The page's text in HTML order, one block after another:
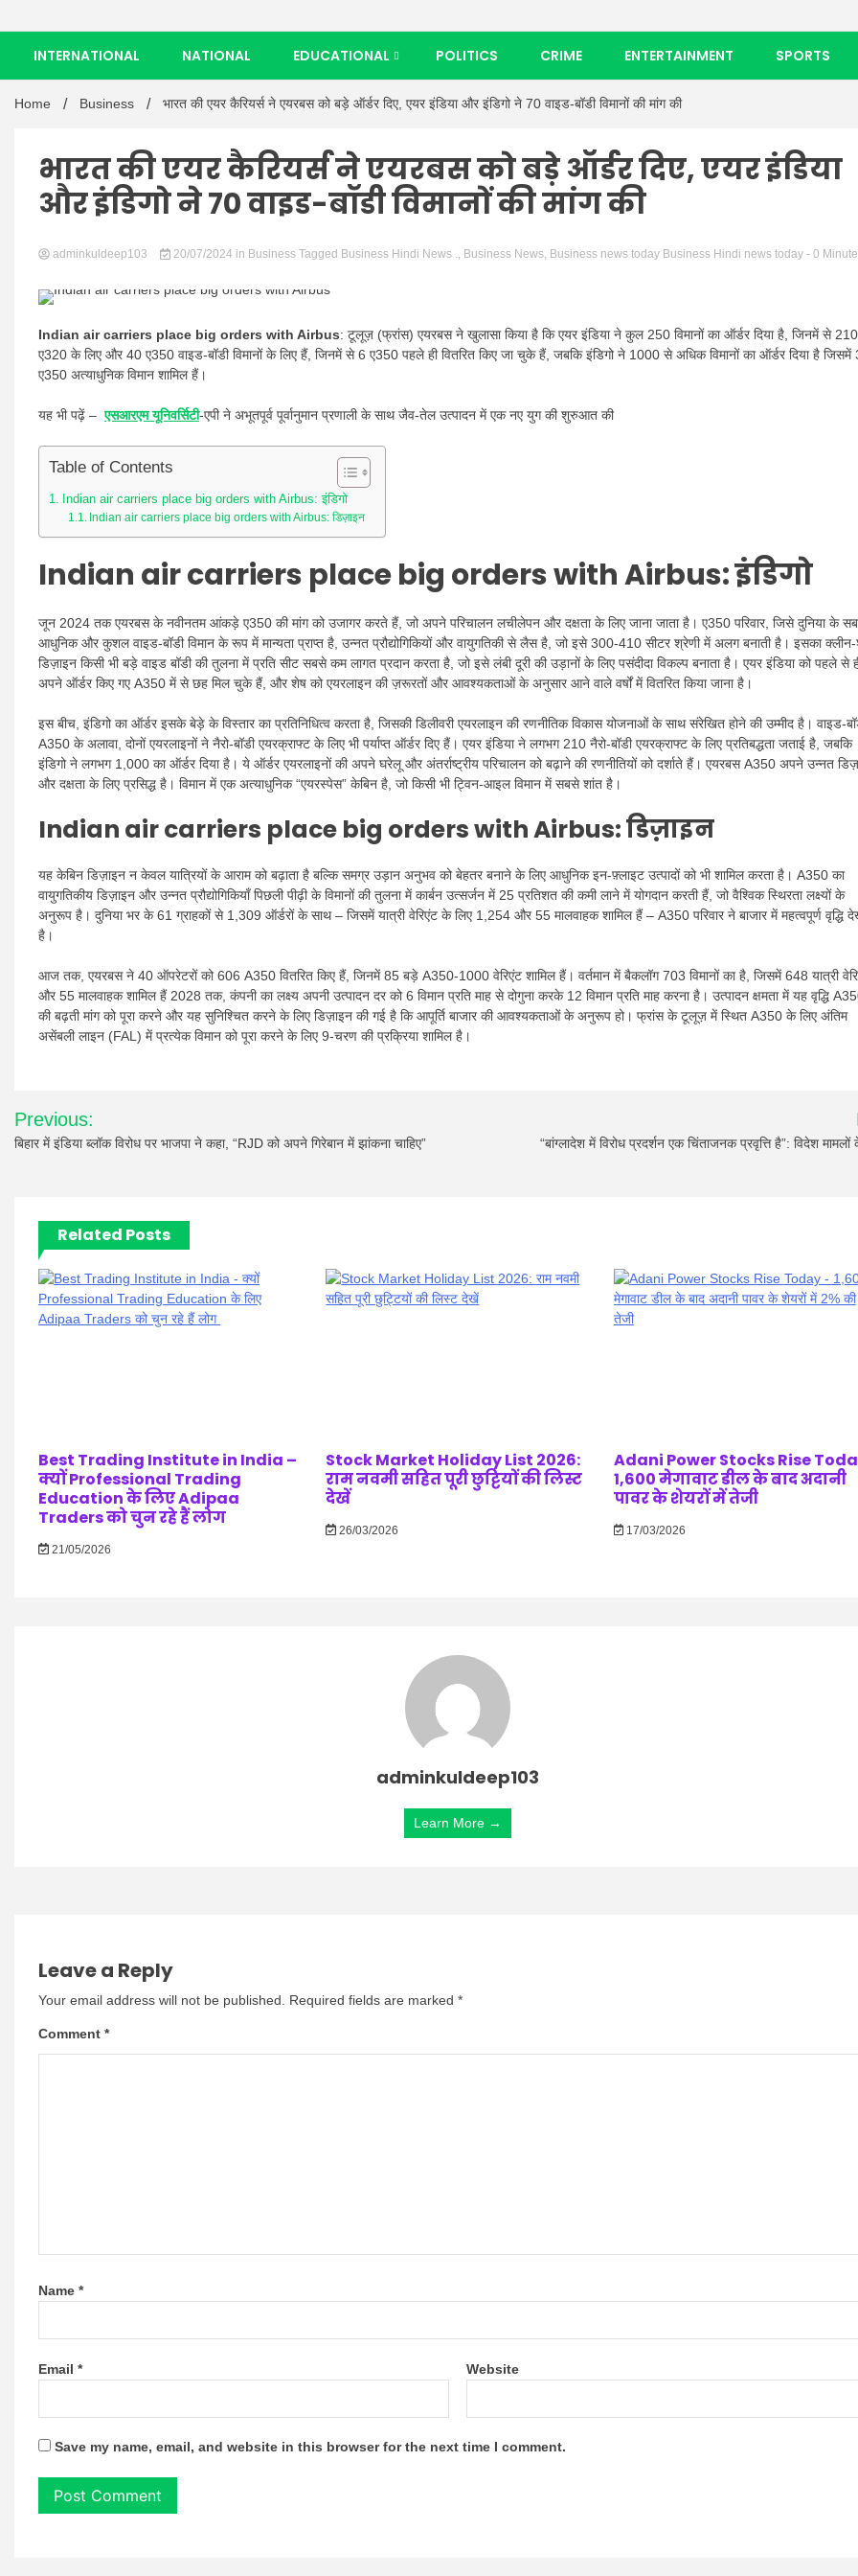
INTERNATIONAL NATIONAL EDUCATIONAL POLITICS CRIME ENTERTAINMENT SPORTS
Home Business भारत की एयर कैरियर्स ने एयरबस को बड़े ऑर्डर दिए, एयर इंडिया और इंडिगो ने 70 वाइड-बॉडी विमानों की मांग की
भारत की एयर कैरियर्स ने एयरबस को बड़े ऑर्डर दिए, एयर इंडिया
और इंडिगो ने 70 वाइड-बॉडी विमानों की मांग की
adminkuldeep103 20/07/2024 in Business Tagged Business Hindi News ., Business News, Business news today Business Hindi news today - 0
Indian air carriers place big orders with Airbus: टूलूज़ (फ्रांस) एयरबस ने खुलासा किया है कि एयर इंडिया ने कुल 250 विमानों का ऑर्डर दिया है, जिनमें से 210
ए320 के लिए और 40 ए350 वाइड-बॉडी विमानों के लिए हैं, जिनमें से 6 ए350 पहले ही वितरित किए जा चुके हैं, जबकि इंडिगो ने 1000 से अधिक विमानों का ऑर्डर दिया है जिसमें
ए350 अत्याधुनिक विमान शामिल हैं।
यह भी पढ़ें –एसआरएम यूनिवर्सिटी-एपी ने अभूतपूर्व पूर्वानुमान प्रणाली के साथ जैव-तेल उत्पादन में एक नए युग की शुरुआत की
Table of Contents
Indian air carriers place big orders with Airbus: इंडिगो
Indian air carriers place big orders with Airbus: डिज़ाइन
Indian air carriers place big orders with Airbus: इंडिगो
जून 2024 तक एयरबस के नवीनतम आंकड़े ए350 की मांग को उजागर करते हैं, जो अपने परिचालन लचीलेपन और दक्षता के लिए जाना जाता है। ए350 परिवार, जिसे दुनिया के
आधुनिक और कुशल वाइड-बॉडी विमान के रूप में मान्यता प्राप्त है, उन्नत प्रौद्योगिकियों और वायुगतिकी से लैस है, जो इसे 300-410 सीटर श्रेणी में अलग बनाती है। इसका क्लीन-
डिज़ाइन किसी भी बड़े वाइड बॉडी की तुलना में प्रति सीट सबसे कम लागत प्रदान करता है, जो इसे लंबी दूरी की उड़ानों के लिए पसंदीदा विकल्प बनाता है। एयर इंडिया को पहले से
अपने ऑर्डर किए गए A350 में से छह मिल चुके हैं, और शेष को एयरलाइन की ज़रूरतों और आवश्यकताओं के अनुसार आने वाले वर्षों में वितरित किया जाना है।
इस बीच, इंडिगो का ऑर्डर इसके बेड़े के विस्तार का प्रतिनिधित्व करता है, जिसकी डिलीवरी एयरलाइन की रणनीतिक विकास योजनाओं के साथ संरेखित होने की उम्मीद है। वाइड-
A350 के अलावा, दोनों एयरलाइनों ने नैरो-बॉडी एयरक्राफ्ट के लिए भी पर्याप्त ऑर्डर दिए हैं। एयर इंडिया ने लगभग 210 नैरो-बॉडी एयरक्राफ्ट के लिए प्रतिबद्धता जताई है, जबकि
इंडिगो ने लगभग 1,000 का ऑर्डर दिया है। ये ऑर्डर एयरलाइनों की अपने घरेलू और अंतर्राष्ट्रीय परिचालन को बढ़ाने की रणनीतियों को दर्शाते हैं। एयरबस A350 अपने उन्नत
और दक्षता के लिए प्रसिद्ध है। विमान में एक अत्याधुनिक “एयरस्पेस” केबिन है, जो किसी भी ट्विन-आइल विमान में सबसे शांत है।
Indian air carriers place big orders with Airbus: डिज़ाइन
यह केबिन डिज़ाइन न केवल यात्रियों के आराम को बढ़ाता है बल्कि समग्र उड़ान अनुभव को बेहतर बनाने के लिए आधुनिक इन-फ़्लाइट उत्पादों को भी शामिल करता है। A350 का
वायुगतिकीय डिज़ाइन और उन्नत प्रौद्योगिकियाँ पिछली पीढ़ी के विमानों की तुलना में कार्बन उत्सर्जन में 25 प्रतिशत की कमी लाने में योगदान करती हैं, जो वैश्विक स्थिरता लक्ष्यों के
अनुरूप है। दुनिया भर के 61 ग्राहकों से 1,309 ऑर्डरों के साथ – जिसमें यात्री वेरिएंट के लिए 1,254 और 55 मालवाहक शामिल हैं – A350 परिवार ने बाजार में महत्वपूर्ण वृद्धि
है।
आज तक, एयरबस ने 40 ऑपरेटरों को 606 A350 वितरित किए हैं, जिनमें 85 बड़े A350-1000 वेरिएंट शामिल हैं। वर्तमान में बैकलॉग 703 विमानों का है, जिसमें 648 यात्री
और 55 मालवाहक शामिल हैं 2028 तक, कंपनी का लक्ष्य अपनी उत्पादन दर को 6 विमान प्रति माह से दोगुना करके 12 विमान प्रति माह करना है। उत्पादन क्षमता में यह वृद्धि
की बढ़ती मांग को पूरा करने और यह सुनिश्चित करने के लिए डिज़ाइन की गई है कि आपूर्ति बाजार की आवश्यकताओं के अनुरूप हो। फ्रांस के टूलूज़ में स्थित A350 के लिए अंतिम
असेंबली लाइन (FAL) में प्रत्येक विमान को पूरा करने के लिए 9-चरण की प्रक्रिया शामिल है।
Post
navigation
Previous:
बिहार में इंडिया ब्लॉक विरोध पर भाजपा ने कहा, “RJD को अपने गिरेबान में झांकना चाहिए” “बांग्लादेश में विरोध प्रदर्शन एक चिंताजनक प्रवृत्ति है”: विदेश मामलों
Related Posts
Best Trading Institute in India –
क्यों Professional Trading
Education के लिए Adipaa
Traders को चुन रहे हैं लोग
21/05/2026
Stock Market Holiday List 2026:
राम नवमी सहित पूरी छुट्टियों की लिस्ट
देखें
26/03/2026
Adani Power Stocks Rise
1,600 मेगावाट डील के बाद अदानी
पावर के शेयरों में तेजी
17/03/2026
adminkuldeep103
Learn More →
Leave a Reply
Your email address will not be published. Required fields are marked *
Comment *
Name *
Email * Website
Save my name, email, and website in this browser for the next time I comment.